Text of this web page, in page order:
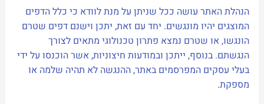
הנהלת האתר עושה ככל שניתן על מנת לוודא כי כלל הדפים
המוצגים יהיו מונגשים. יחד עם זאת, יתכן וישנם דפים שטרם
הונגשו, או שטרם נמצא פתרון טכנולוגי מתאים לצורך
הנגשתם. בנוסף, ייתכן ובמודעות חיצוניות, אשר הוכנסו על ידי
בעלי עסקים המפרסמים באתר, ההנגשה לא תהיה שלמה או
מספקת.